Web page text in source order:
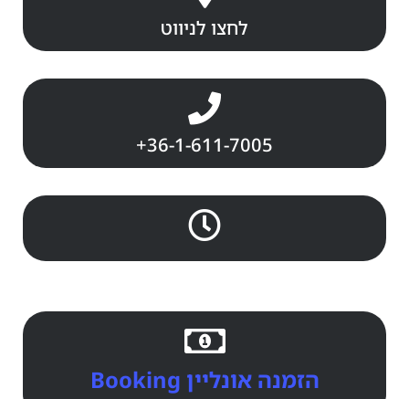
לחצו לניווט
+36-1-611-7005
הזמנה אונליין Booking